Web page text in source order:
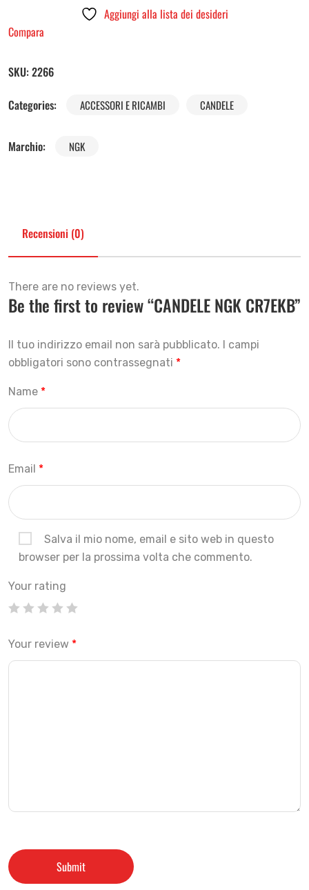
Aggiungi alla lista dei desideri
Compara
SKU: 2266
Categories:
ACCESSORI E RICAMBI CANDELE
Marchio: NGK
Recensioni (0)
There are no reviews yet.
Be the first to review “CANDELE NGK CR7EKB”
Il tuo indirizzo email non sarà pubblicato.
I campi
obbligatori sono contrassegnati *
Name *
Email *
Salva il mio nome, email e sito web in questo
browser per la prossima volta che commento.
Your rating
Your review *